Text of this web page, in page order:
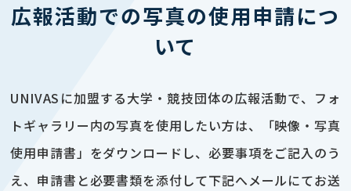
広報活動での写真の使用申請につ
いて
UNIVASに加盟する大学・競技団体の広報活動で、フォ
トギャラリー内の写真を使用したい方は、「映像・写真
使用申請書」をダウンロードし、必要事項をご記入のう
え、申請書と必要書類を添付して下記へメールにてお送